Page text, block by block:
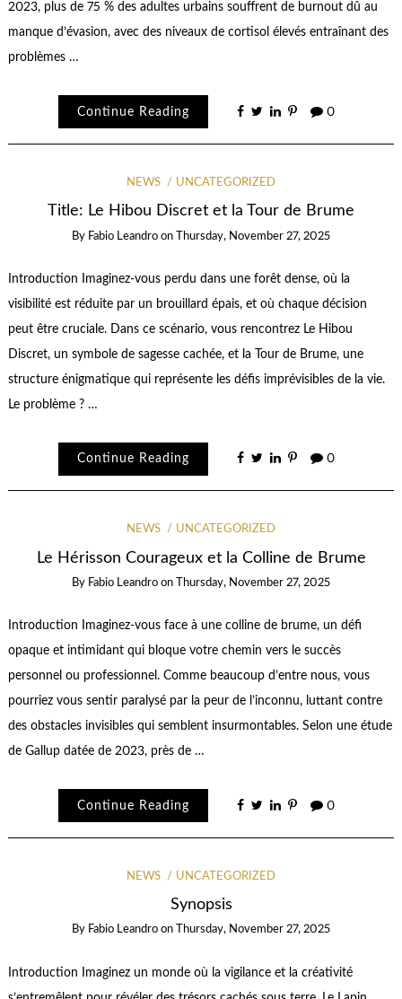
2023, plus de 75 % des adultes urbains souffrent de burnout dû au
manque d’évasion, avec des niveaux de cortisol élevés entraînant des
problèmes …
Continue Reading 0
NEWS UNCATEGORIZED
Title: Le Hibou Discret et la Tour de Brume
By Fabio Leandro on Thursday, November 27, 2025
Introduction Imaginez-vous perdu dans une forêt dense, où la
visibilité est réduite par un brouillard épais, et où chaque décision
peut être cruciale. Dans ce scénario, vous rencontrez Le Hibou
Discret, un symbole de sagesse cachée, et la Tour de Brume, une
structure énigmatique qui représente les défis imprévisibles de la vie.
Le problème ? …
Continue Reading 0
NEWS UNCATEGORIZED
Le Hérisson Courageux et la Colline de Brume
By Fabio Leandro on Thursday, November 27, 2025
Introduction Imaginez-vous face à une colline de brume, un défi
opaque et intimidant qui bloque votre chemin vers le succès
personnel ou professionnel. Comme beaucoup d’entre nous, vous
pourriez vous sentir paralysé par la peur de l’inconnu, luttant contre
des obstacles invisibles qui semblent insurmontables. Selon une étude
de Gallup datée de 2023, près de …
Continue Reading 0
NEWS UNCATEGORIZED
Synopsis
By Fabio Leandro on Thursday, November 27, 2025
Introduction Imaginez un monde où la vigilance et la créativité